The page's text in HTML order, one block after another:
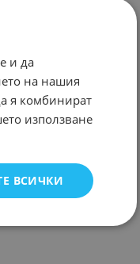
и да
на нашия
я комбинират
използване
ВСИЧКИ